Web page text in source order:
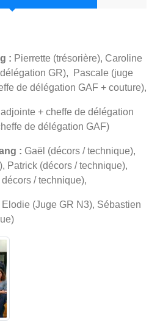
: Pierrette (trésorière), Caroline
GR), Pascale (juge
de délégation GAF + couture),
+ cheffe de délégation
de délégation GAF)
: Gaël (décors / technique),
Patrick (décors / technique),
/ technique),
(Juge GR N3), Sébastien